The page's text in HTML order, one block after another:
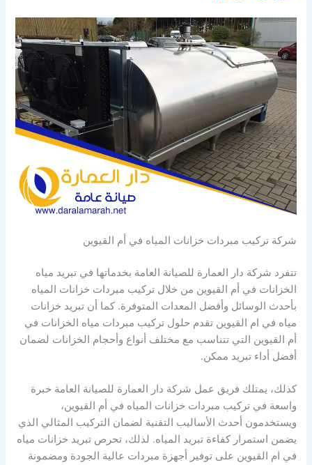
شركة تركيب مبردات خزانات المياه في أم القيوين
تتفرد شركة دار العمارة للصيانة العامة بخدماتها في تبريد مياه
الخزانات في أم القيوين من خلال تركيب مبردات خزانات المياه
بأحدث الوسائل وأفضل المعدات المتوفرة. كما أن تبريد خزانات
مياه في ام القيوين تقدم حلول تركيب مبردات مياه الخزانات في
أم القيوين التي تتناسب مع مختلف أنواع وأحجام الخزانات لضمان
أفضل أداء تبريد ممكن.
كذلك، يمتلك فريق عمل شركة دار العمارة للصيانة العامة خبرة
واسعة في تركيب مبردات خزانات المياه في أم القيوين،
ويستخدمون أحدث الأساليب التقنية لضمان التركيب المثالي الذي
يضمن استمرار كفاءة تبريد المياه. لذلك، تحرص تبريد خزانات مياه
في ام القيوين على توفير أجهزة مبردات عالية الجودة ومضمونة